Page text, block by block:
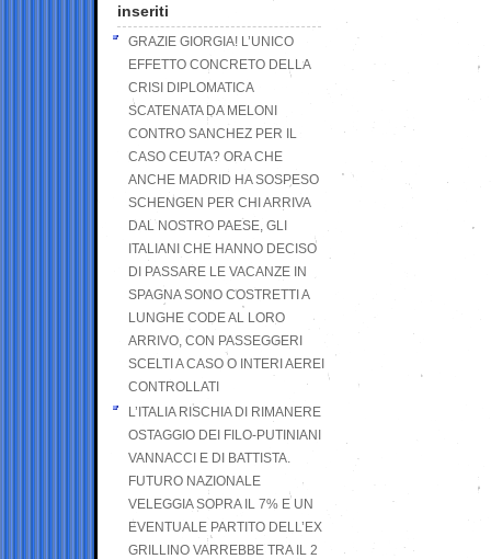
inseriti
GRAZIE GIORGIA! L’UNICO
EFFETTO CONCRETO DELLA
CRISI DIPLOMATICA
SCATENATA DA MELONI
CONTRO SANCHEZ PER IL
CASO CEUTA? ORA CHE
ANCHE MADRID HA SOSPESO
SCHENGEN PER CHI ARRIVA
DAL NOSTRO PAESE, GLI
ITALIANI CHE HANNO DECISO
DI PASSARE LE VACANZE IN
SPAGNA SONO COSTRETTI A
LUNGHE CODE AL LORO
ARRIVO, CON PASSEGGERI
SCELTI A CASO O INTERI AEREI
CONTROLLATI
L’ITALIA RISCHIA DI RIMANERE
OSTAGGIO DEI FILO-PUTINIANI
VANNACCI E DI BATTISTA.
FUTURO NAZIONALE
VELEGGIA SOPRA IL 7% E UN
EVENTUALE PARTITO DELL’EX
GRILLINO VARREBBE TRA IL 2